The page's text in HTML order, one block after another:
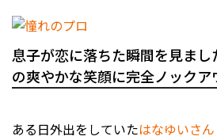
息子が恋に落ちた瞬間を見ま
の爽やかな笑顔に完全ノックア
ある日外出をしていたはなゆいさん